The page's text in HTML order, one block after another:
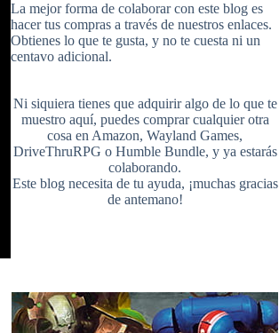
b
o
o
e
r
e
l
r
t
r
u
e
La mejor forma de colaborar con este blog es
hacer tus compras a través de nuestros enlaces.
Obtienes lo que te gusta, y no te cuesta ni un
centavo adicional.
Ni siquiera tienes que adquirir algo de lo que te
muestro aquí, puedes comprar cualquier otra
cosa en Amazon,Wayland Games,
DriveThruRPG o Humble Bundle, y ya estarás
colaborando.
Este blog necesita de tu ayuda, ¡muchas gracias
de antemano!